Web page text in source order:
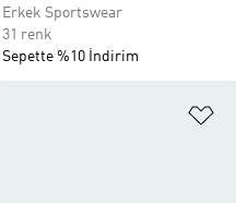
Erkek Sportswear
31 renk
Sepette %10 İndirim